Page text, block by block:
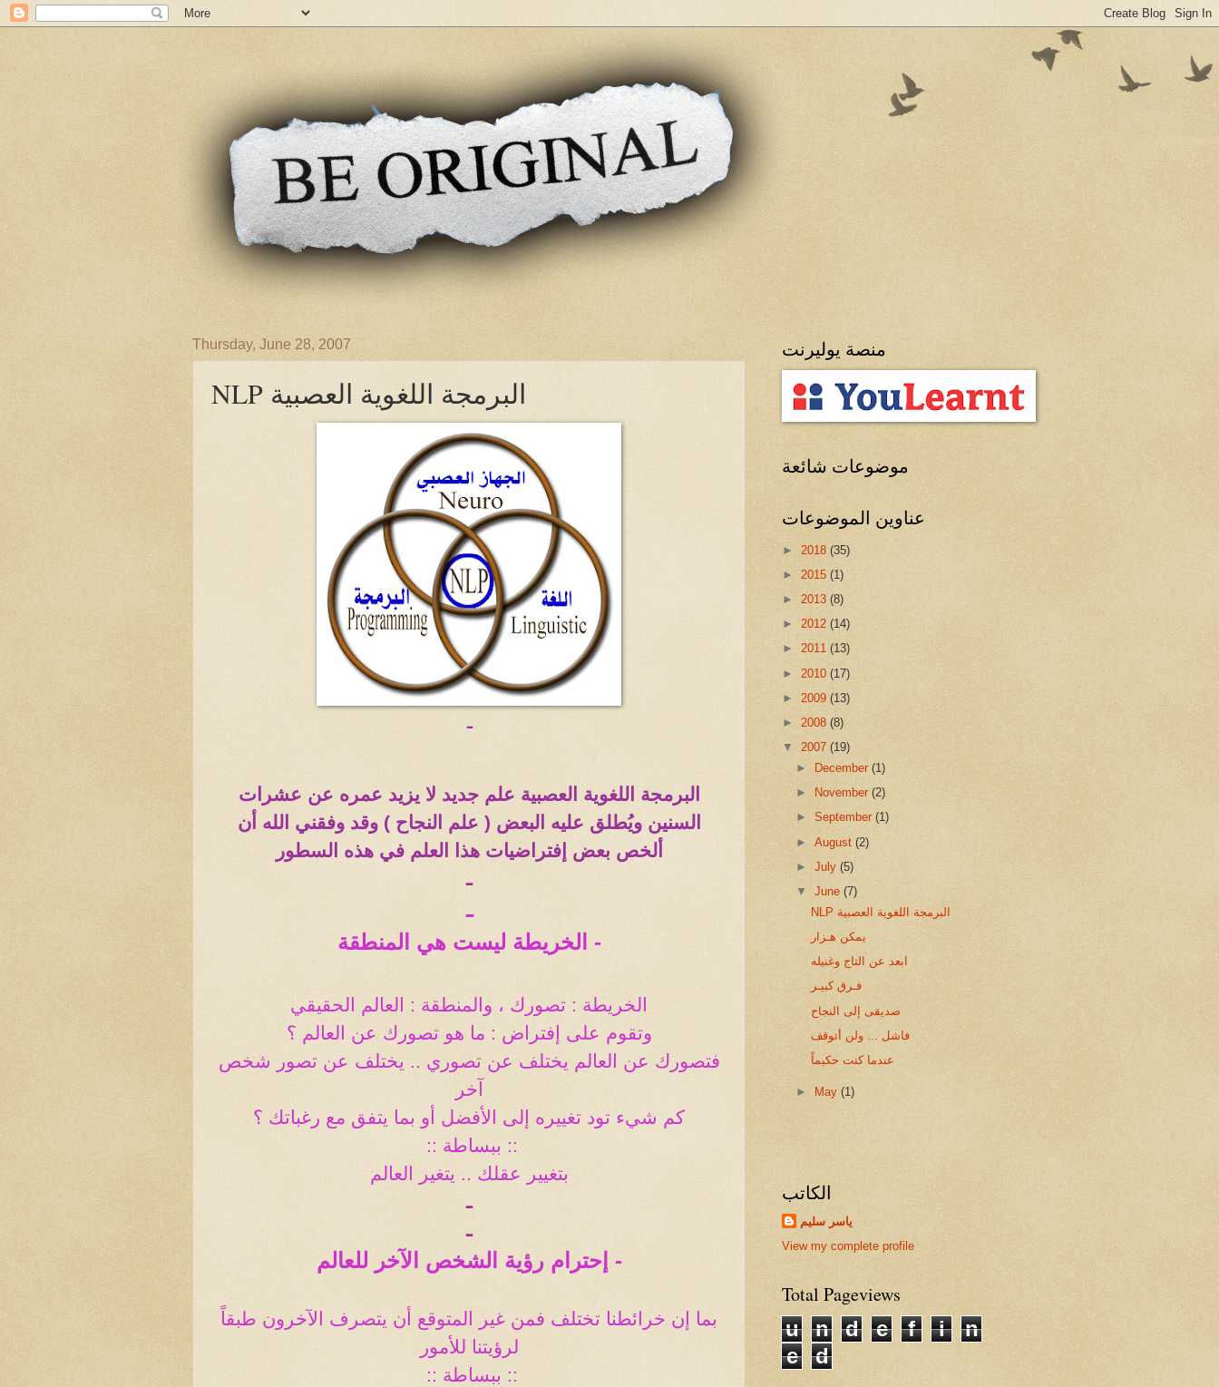
Thursday, June 28, 2007
NLP البرمجة اللغوية العصبية
ـ
البرمجة اللغوية العصبية علم جديد لا يزيد عمره عن عشرات
السنين ويُطلق عليه البعض ( علم النجاح ) وقد وفقني الله أن
ألخص بعض إفتراضيات هذا العلم في هذه السطور
ـ
ـ
- الخريطة ليست هي المنطقة
الخريطة : تصورك ، والمنطقة : العالم الحقيقي
وتقوم على إفتراض : ما هو تصورك عن العالم ؟
فتصورك عن العالم يختلف عن تصوري .. يختلف عن تصور شخص
آخر
كم شيء تود تغييره إلى الأفضل أو بما يتفق مع رغباتك ؟
:: ببساطة ::
بتغيير عقلك .. يتغير العالم
ـ
ـ
- إحترام رؤية الشخص الآخر للعالم
بما إن خرائطنا تختلف فمن غير المتوقع أن يتصرف الآخرون طبقاً
لرؤيتنا للأمور
:: ببساطة ::
منصة يوليرنت
موضوعات شائعة
عناوين الموضوعات
► 2018 (35)
► 2015 (1)
► 2013 (8)
► 2012 (14)
► 2011 (13)
► 2010 (17)
► 2009 (13)
► 2008 (8)
▼ 2007 (19)
►
December(1)
►
November(2)
►September(1)
►August(2)
►July(5)
▼June(7)
NLP البرمجة اللغوية العصبية
يمكن هـزار
ابعد عن التاج وغنيله
فـرق كبيـر
صديقى إلى النجاح
فاشل ... ولن أتوقف
عندما كنت حكيماً
► May(1)
الكاتب
ياسر سليم
View my complete profile
Total Pageviews
u
n d e f i
n
e
d